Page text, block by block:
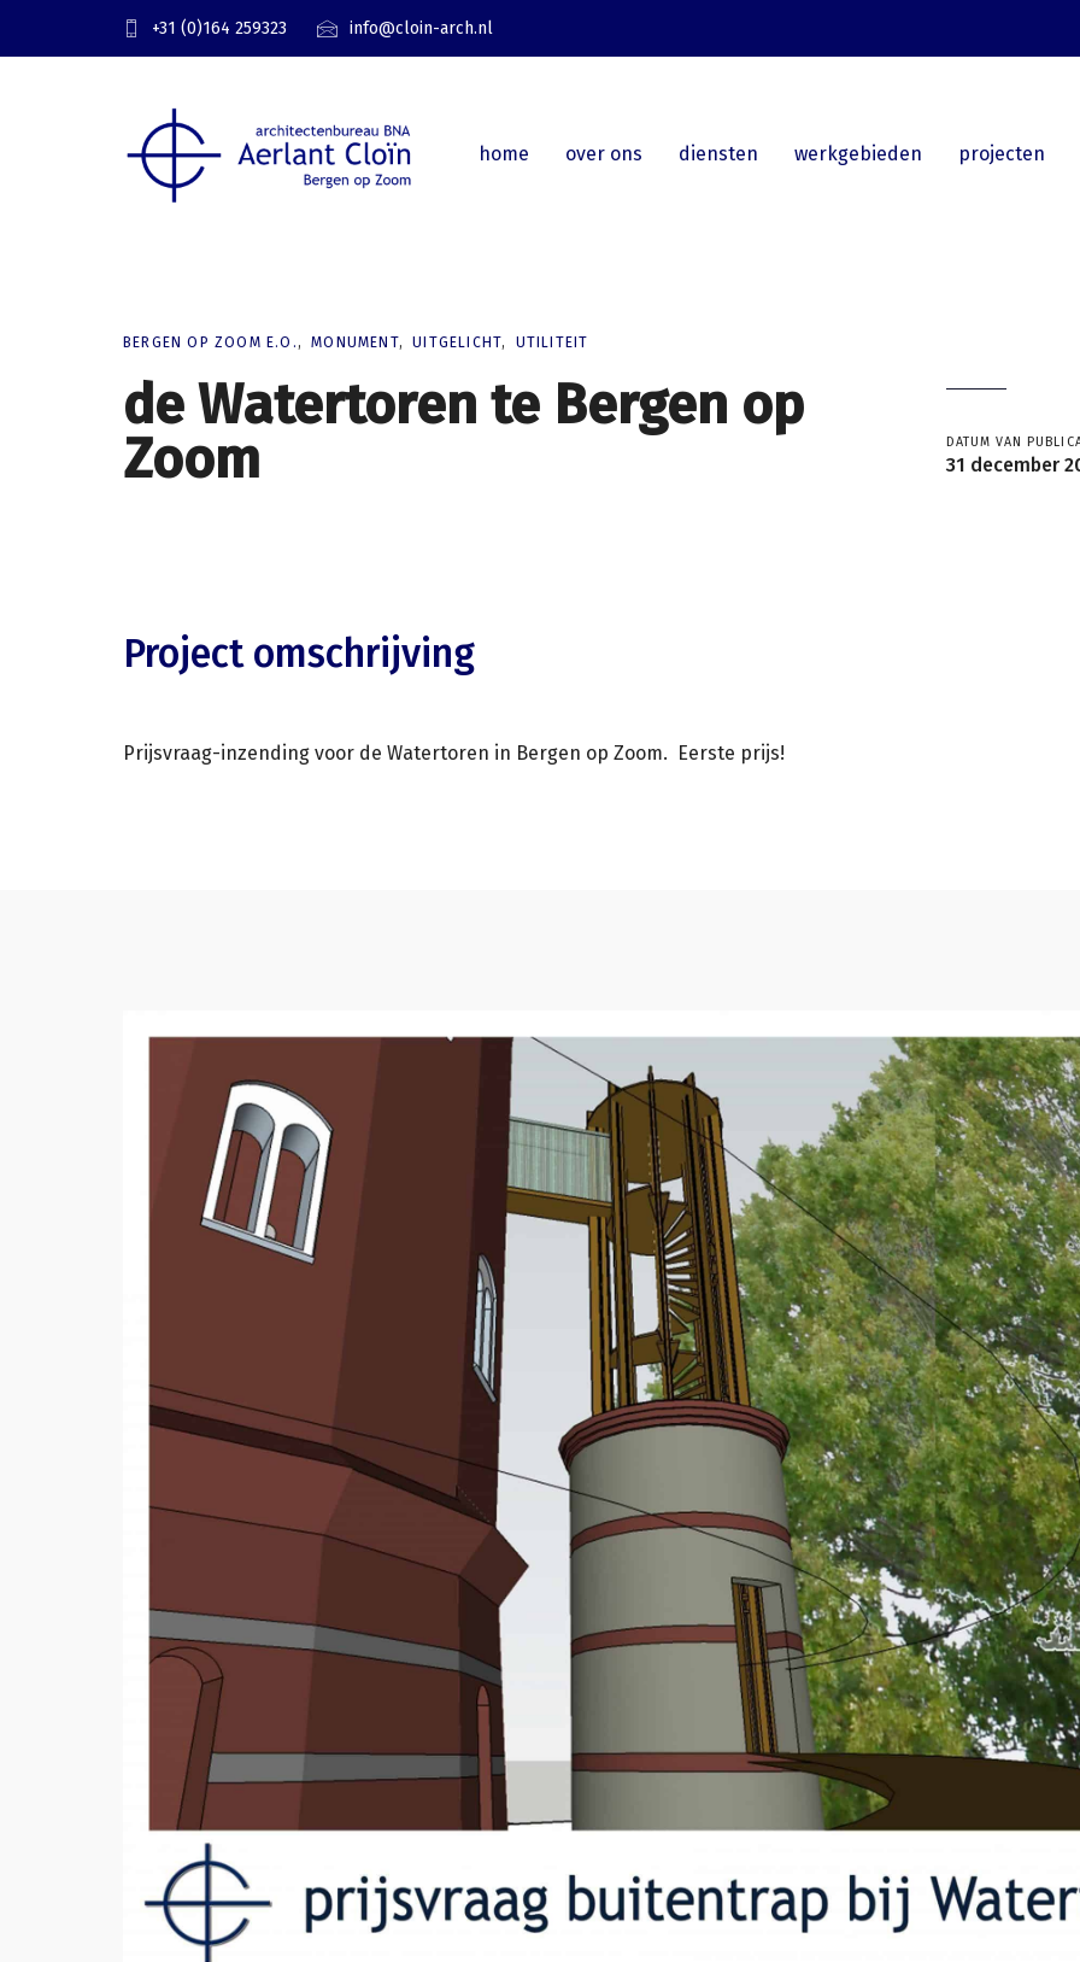
+31 (0)164 259323 info@cloin-arch.nl
home over ons diensten werkgebieden projecten
BERGEN OP ZOOM E.O. MONUMENT UITGELICHT UTILITEIT
de Watertoren te Bergen op
Zoom
DATUM VAN
31 december
Project omschrijving
Prijsvraag-inzending voor de Watertoren in Bergen op Zoom. Eerste prijs!